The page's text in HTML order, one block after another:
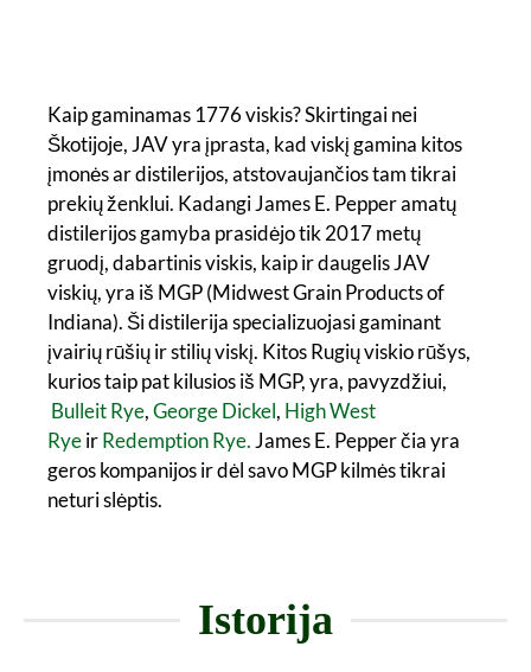
Kaip gaminamas 1776 viskis? Skirtingai nei
Škotijoje, JAV yra įprasta, kad viskį gamina kitos
įmonės ar distilerijos, atstovaujančios tam tikrai
prekių ženklui. Kadangi James E. Pepper amatų
distilerijos gamyba prasidėjo tik 2017 metų
gruodį, dabartinis viskis, kaip ir daugelis JAV
viskių, yra iš MGP (Midwest Grain Products of
Indiana). Ši distilerija specializuojasi gaminant
įvairių rūšių ir stilių viskį. Kitos Rugių viskio rūšys,
kurios taip pat kilusios iš MGP, yra, pavyzdžiui,
Bulleit Rye,George Dickel, High West
RyeirRedemption Rye. James E. Pepper čia yra
geros kompanijos ir dėl savo MGP kilmės tikrai
neturi slėptis.
Istorija